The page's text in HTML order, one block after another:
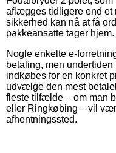
aflægges tidligere end et
sikkerhed kan nå at få
pakkeansatte tager hjem.
Nogle enkelte e-
betaling, men
indkøbes for en konkret
udvælge den mest
fleste tilfælde – om man
eller Ringkøbing – vil
afhentningssted.